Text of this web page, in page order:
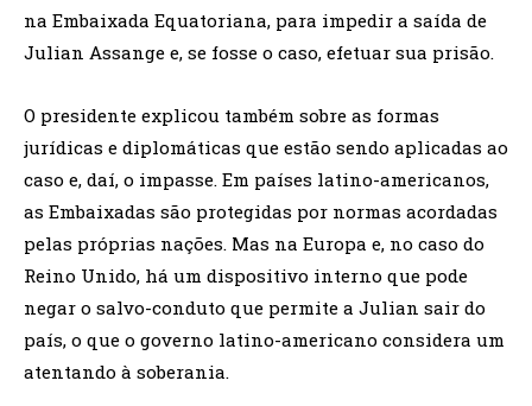
na Embaixada Equatoriana, para impedir a saída de
Julian Assange e, se fosse o caso, efetuar sua prisão.
O presidente explicou também sobre as formas
jurídicas e diplomáticas que estão sendo aplicadas ao
caso e, daí, o impasse. Em países latino-americanos,
as Embaixadas são protegidas por normas acordadas
pelas próprias nações. Mas na Europa e, no caso do
Reino Unido, há um dispositivo interno que pode
negar o salvo-conduto que permite a Julian sair do
país, o que o governo latino-americano considera um
atentando à soberania.